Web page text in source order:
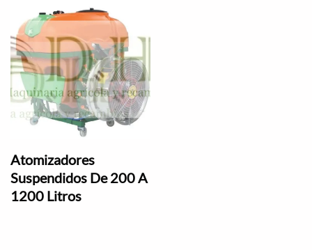
Atomizadores
Suspendidos De 200 A
1200 Litros